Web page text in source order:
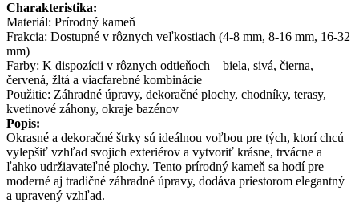
Charakteristika:
Materiál: Prírodný kameň
Frakcia: Dostupné v rôznych veľkostiach (4-8 mm, 8-16 mm, 16-32
mm)
Farby: K dispozícii v rôznych odtieňoch – biela, sivá, čierna,
červená, žltá a viacfarebné kombinácie
Použitie: Záhradné úpravy, dekoračné plochy, chodníky, terasy,
kvetinové záhony, okraje bazénov
Popis:
Okrasné a dekoračné štrky sú ideálnou voľbou pre tých, ktorí chcú
vylepšiť vzhľad svojich exteriérov a vytvoriť krásne, trvácne a
ľahko udržiavateľné plochy. Tento prírodný kameň sa hodí pre
moderné aj tradičné záhradné úpravy, dodáva priestorom elegantný
a upravený vzhľad.